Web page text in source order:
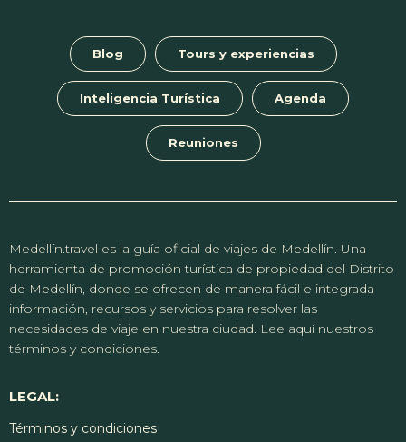
Blog Tours y experiencias
Inteligencia Turística Agenda
Reuniones
Medellín.travel es la guía oficial de viajes de Medellín. Una
herramienta de promoción turística de propiedad del Distrito
de Medellín, donde se ofrecen de manera fácil e integrada
información, recursos y servicios para resolver las
necesidades de viaje en nuestra ciudad. Lee aquí nuestros
términos y condiciones.
LEGAL:
Términos y condiciones